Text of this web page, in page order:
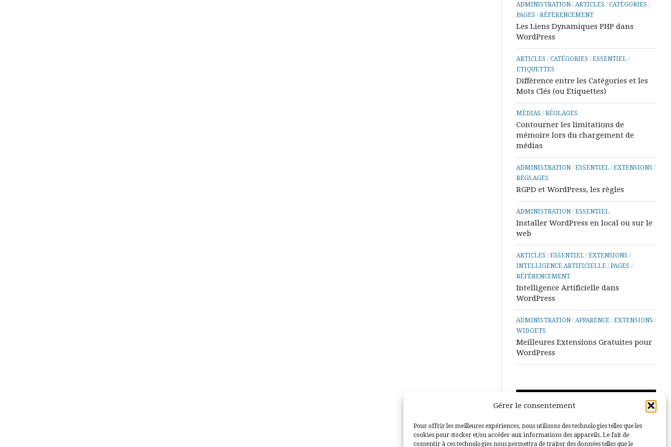
Gérer le consentement
Pour offrir les meilleures expériences, nous utilisons des technologies telles que les
cookies pour stocker et/ou accéder aux informations des appareils. Le fait de
consentir à ces technologies nous permettra de traiter des données telles que le
&
Tutos
PowerPoint
Aide
&
Access
ADMINISTRATION / ARTICLES /CATÉGORIES /
PAGES /RÉFÉRENCEMENT
Les Liens Dynamiques PHP dans
WordPress
ARTICLES /CATÉGORIES /ESSENTIEL /
ETIQUETTES
Différence entre les Catégories et les
Mots Clés (ou Etiquettes)
MÉDIAS /RÉGLAGES
Contourner les limitations de
mémoire lors du chargement de
médias
ADMINISTRATION /ESSENTIEL /EXTENSIONS /
RÉGLAGES
RGPD et WordPress, les règles
ADMINISTRATION /ESSENTIEL
Installer WordPress en local ou sur le
web
ARTICLES /ESSENTIEL /EXTENSIONS /
INTELLIGENCE ARTIFICIELLE /PAGES /
RÉFÉRENCEMENT
Intelligence Artificielle dans
WordPress
ADMINISTRATION / APPARENCE /EXTENSIONS /
WIDGETS
Meilleures Extensions Gratuites pour
WordPress
Lecteur
vidéo